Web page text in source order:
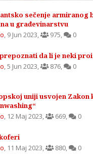
sečenje armiranog
u građevinarstvu
, 9 Jun 2023, 975, 0
da li je neki
,5 Jun 2023, 876, 0
uniji usvojen Zakon
, 12 Maj 2023, 669, 0
, 11 Maj 2023, 880, 0